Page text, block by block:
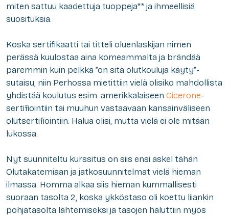
miten sattuu kaadettuja tuoppeja** ja ihmeellisiä
suosituksia.
Koska sertifikaatti tai titteli oluenlaskijan nimen
perässä kuulostaa aina komeammalta ja brändää
paremmin kuin pelkkä ”on sitä olutkouluja käyty”-
sutaisu, niin Perhossa mietittiin vielä olisiko mahdollista
yhdistää koulutus esim. amerikkalaiseen Cicerone-
sertifiointiin tai muuhun vastaavaan kansainväliseen
olutsertifiointiin. Halua olisi, mutta vielä ei ole mitään
lukossa.
Nyt suunniteltu kurssitus on siis ensi askel tähän
Olutakatemiaan ja jatkosuunnitelmat vielä hieman
ilmassa. Homma alkaa siis hieman kummallisesti
suoraan tasolta 2, koska ykköstaso oli koettu liiankin
pohjatasolta lähtemiseksi ja tasojen haluttiin myös